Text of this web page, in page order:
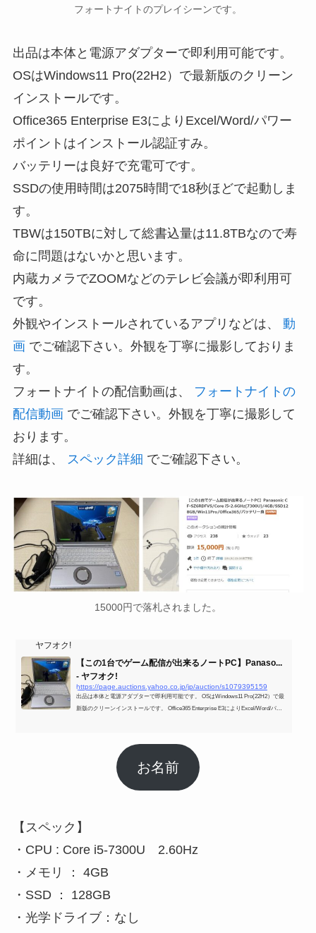
フォートナイトのプレイシーンです。
出品は本体と電源アダプターで即利用可能です。
OSはWindows11 Pro(22H2）で最新版のクリーン
インストールです。
Office365 Enterprise E3によりExcel/Word/パワー
ポイントはインストール認証すみ。
バッテリーは良好で充電可です。
SSDの使用時間は2075時間で18秒ほどで起動しま
す。
TBWは150TBに対して総書込量は11.8TBなので寿
命に問題はないかと思います。
内蔵カメラでZOOMなどのテレビ会議が即利用可
です。
外観やインストールされているアプリなどは、 動
画でご確認下さい。外観を丁寧に撮影しておりま
す。
フォートナイトの配信動画は、
フォートナイトの
配信動画でご確認下さい。外観を丁寧に撮影して
おります。
詳細は、
スペック詳細 でご確認下さい。
15000円で落札されました。
ヤフオク!
【この1台でゲーム配信が出来るノートPC】Panaso...
- ヤフオク!
https://page.auctions.yahoo.co.jp/jp/auction/s1079395159
出品は本体と電源アダプターで即利用可能です。 OSはWindows11 Pro(22H2）で最
新版のクリーンインストールです。 Office365 Enterprise E3によりExcel/Word/パワ
TBなので寿命に問題はないかと思います。 内蔵カメラでZOOMなどのテレビ会議
が即利用可です。 外観やインストールされているアプリなどは
お名前
【スペック】
・CPU : Core i5-7300U 2.60Hz
・メモリ ： 4GB
・SSD ： 128GB
・光学ドライブ：なし